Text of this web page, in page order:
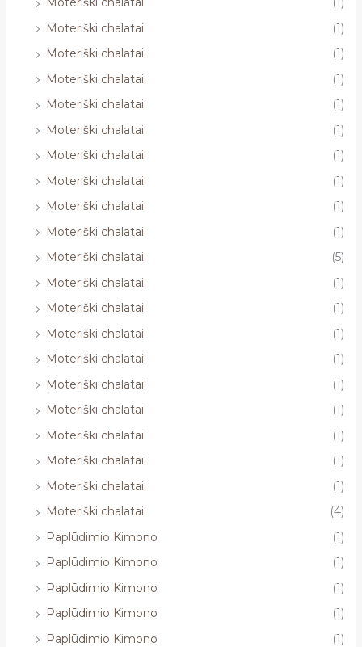
Moteriški chalatai
(1)
Moteriški chalatai
(1)
Moteriški chalatai
(1)
Moteriški chalatai
(1)
Moteriški chalatai
(1)
Moteriški chalatai
(1)
Moteriški chalatai
(1)
Moteriški chalatai
(1)
Moteriški chalatai
(1)
Moteriški chalatai
(5)
Moteriški chalatai
(1)
Moteriški chalatai
(1)
Moteriški chalatai
(1)
Moteriški chalatai
(1)
Moteriški chalatai
(1)
Moteriški chalatai
(1)
Moteriški chalatai
(1)
Moteriški chalatai
(1)
Moteriški chalatai
(1)
Moteriški chalatai
(4)
Paplūdimio Kimono
(1)
Paplūdimio Kimono
(1)
Paplūdimio Kimono
(1)
Paplūdimio Kimono
(1)
Paplūdimio Kimono
(1)